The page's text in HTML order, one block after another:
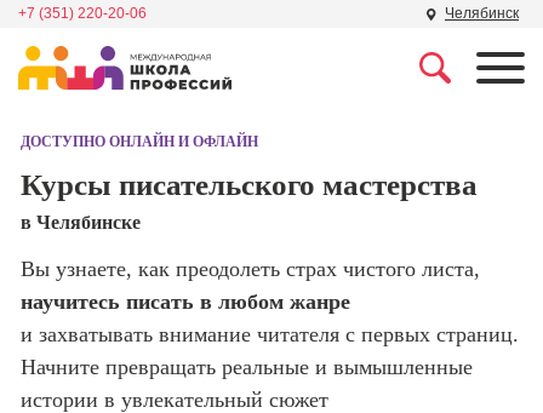
+7 (351) 220-20-06 Челябинск
Школа дизайна
программирования
Школа психологии
Школа актерского
поисковой
продвижение
Профессия
Интернет-
ДОСТУПНО ОНЛАЙН И ОФЛАЙН
Курсы писательского мастерства
в Челябинске
Вы узнаете, как преодолеть страх чистого листа,
научитесь писать в любом жанре
и захватывать внимание читателя с первых страниц.
Начните превращать реальные и вымышленные
истории в увлекательный сюжет